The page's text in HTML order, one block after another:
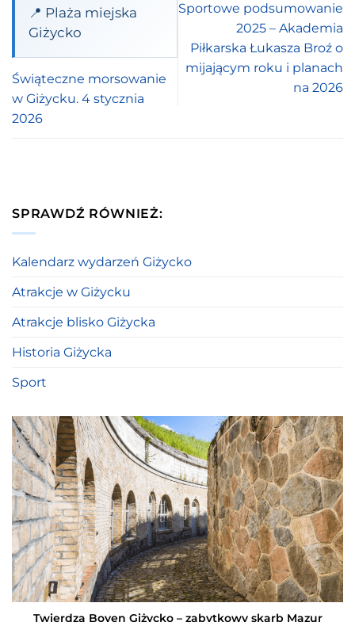
📍 Plaża miejska
Giżycko
Świąteczne morsowanie
w Giżycku. 4 stycznia
2026
Sportowe podsumowanie
2025 – Akademia
Piłkarska Łukasza Broź o
mijającym roku i planach
na 2026
SPRAWDŹ RÓWNIEŻ:
Kalendarz wydarzeń Giżycko
Atrakcje w Giżycku
Atrakcje blisko Giżycka
Historia Giżycka
Sport
Twierdza Boyen Giżycko – zabytkowy skarb Mazur